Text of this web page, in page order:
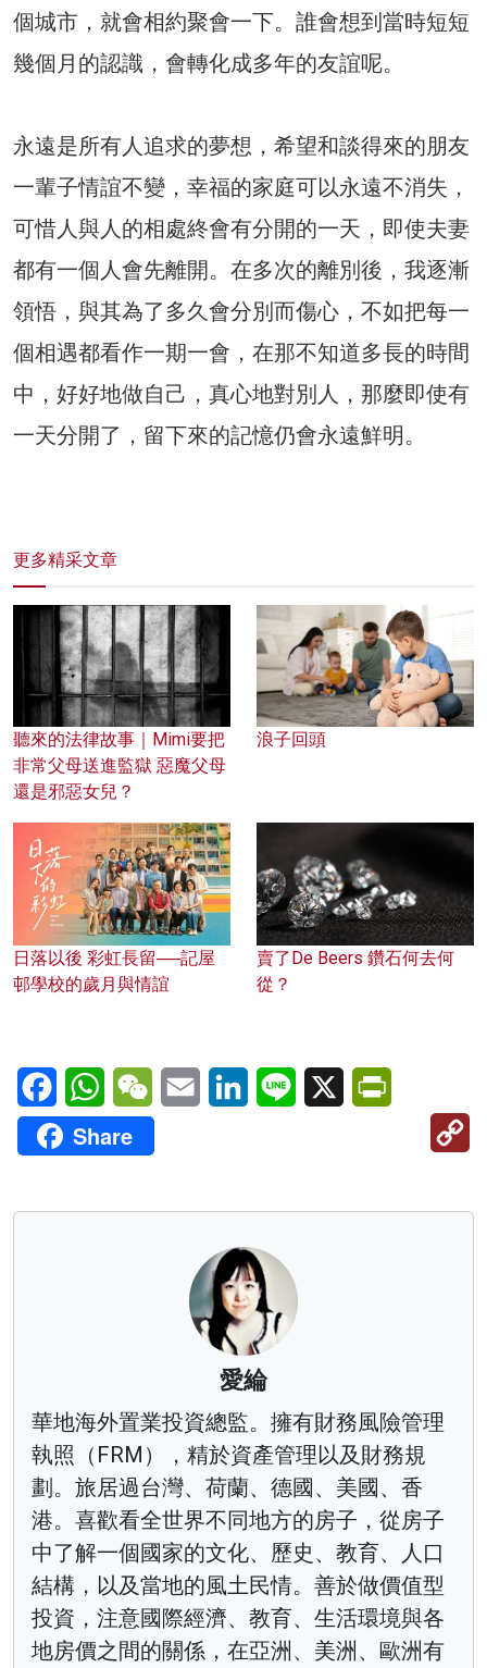
個城市，就會相約聚會一下。誰會想到當時短短
幾個月的認識，會轉化成多年的友誼呢。
永遠是所有人追求的夢想，希望和談得來的朋友
一輩子情誼不變，幸福的家庭可以永遠不消失，
可惜人與人的相處終會有分開的一天，即使夫妻
都有一個人會先離開。在多次的離別後，我逐漸
領悟，與其為了多久會分別而傷心，不如把每一
個相遇都看作一期一會，在那不知道多長的時間
中，好好地做自己，真心地對別人，那麼即使有
一天分開了，留下來的記憶仍會永遠鮮明。
更多精采文章
聽來的法律故事｜Mimi要把
非常父母送進監獄 惡魔父母
還是邪惡女兒？
浪子回頭
日落以後 彩虹長留──記屋
邨學校的歲月與情誼
賣了De Beers 鑽石何去何
從？
FacebookWhatsAppWeChatEmail LinkedInLine X
Share
愛綸
華地海外置業投資總監。擁有財務風險管理
執照（FRM），精於資產管理以及財務規
劃。旅居過台灣、荷蘭、德國、美國、香
港。喜歡看全世界不同地方的房子，從房子
中了解一個國家的文化、歷史、教育、人口
結構，以及當地的風土民情。善於做價值型
投資，注意國際經濟、教育、生活環境與各
地房價之間的關係，在亞洲、美洲、歐洲有